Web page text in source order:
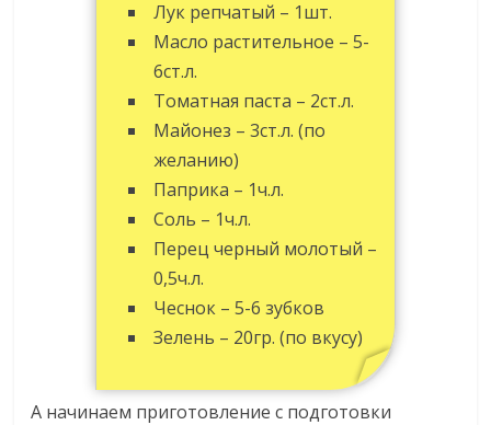
Лук репчатый – 1шт.
Масло растительное – 5-
6ст.л.
Томатная паста – 2ст.л.
Майонез – 3ст.л. (по
желанию)
Паприка – 1ч.л.
Соль – 1ч.л.
Перец черный молотый –
0,5ч.л.
Чеснок – 5-6 зубков
Зелень – 20гр. (по вкусу)
А начинаем приготовление с подготовки